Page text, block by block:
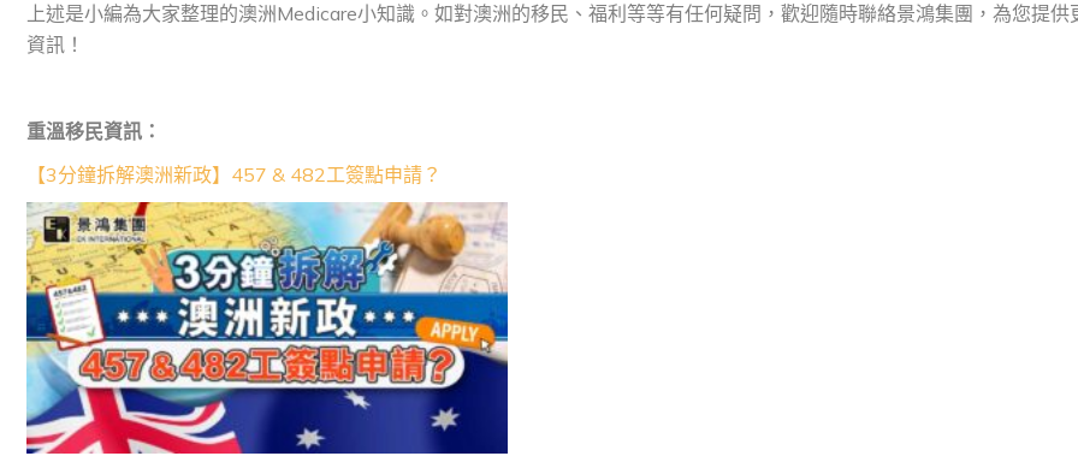
上述是小編為大家整理的澳洲Medicare小知識。如對澳洲的移民、福利等等有任何疑問，歡迎隨時聯絡景鴻集團，為您提供
資訊！
重溫移民資訊：
【3分鐘拆解澳洲新政】457 & 482工簽點申請？